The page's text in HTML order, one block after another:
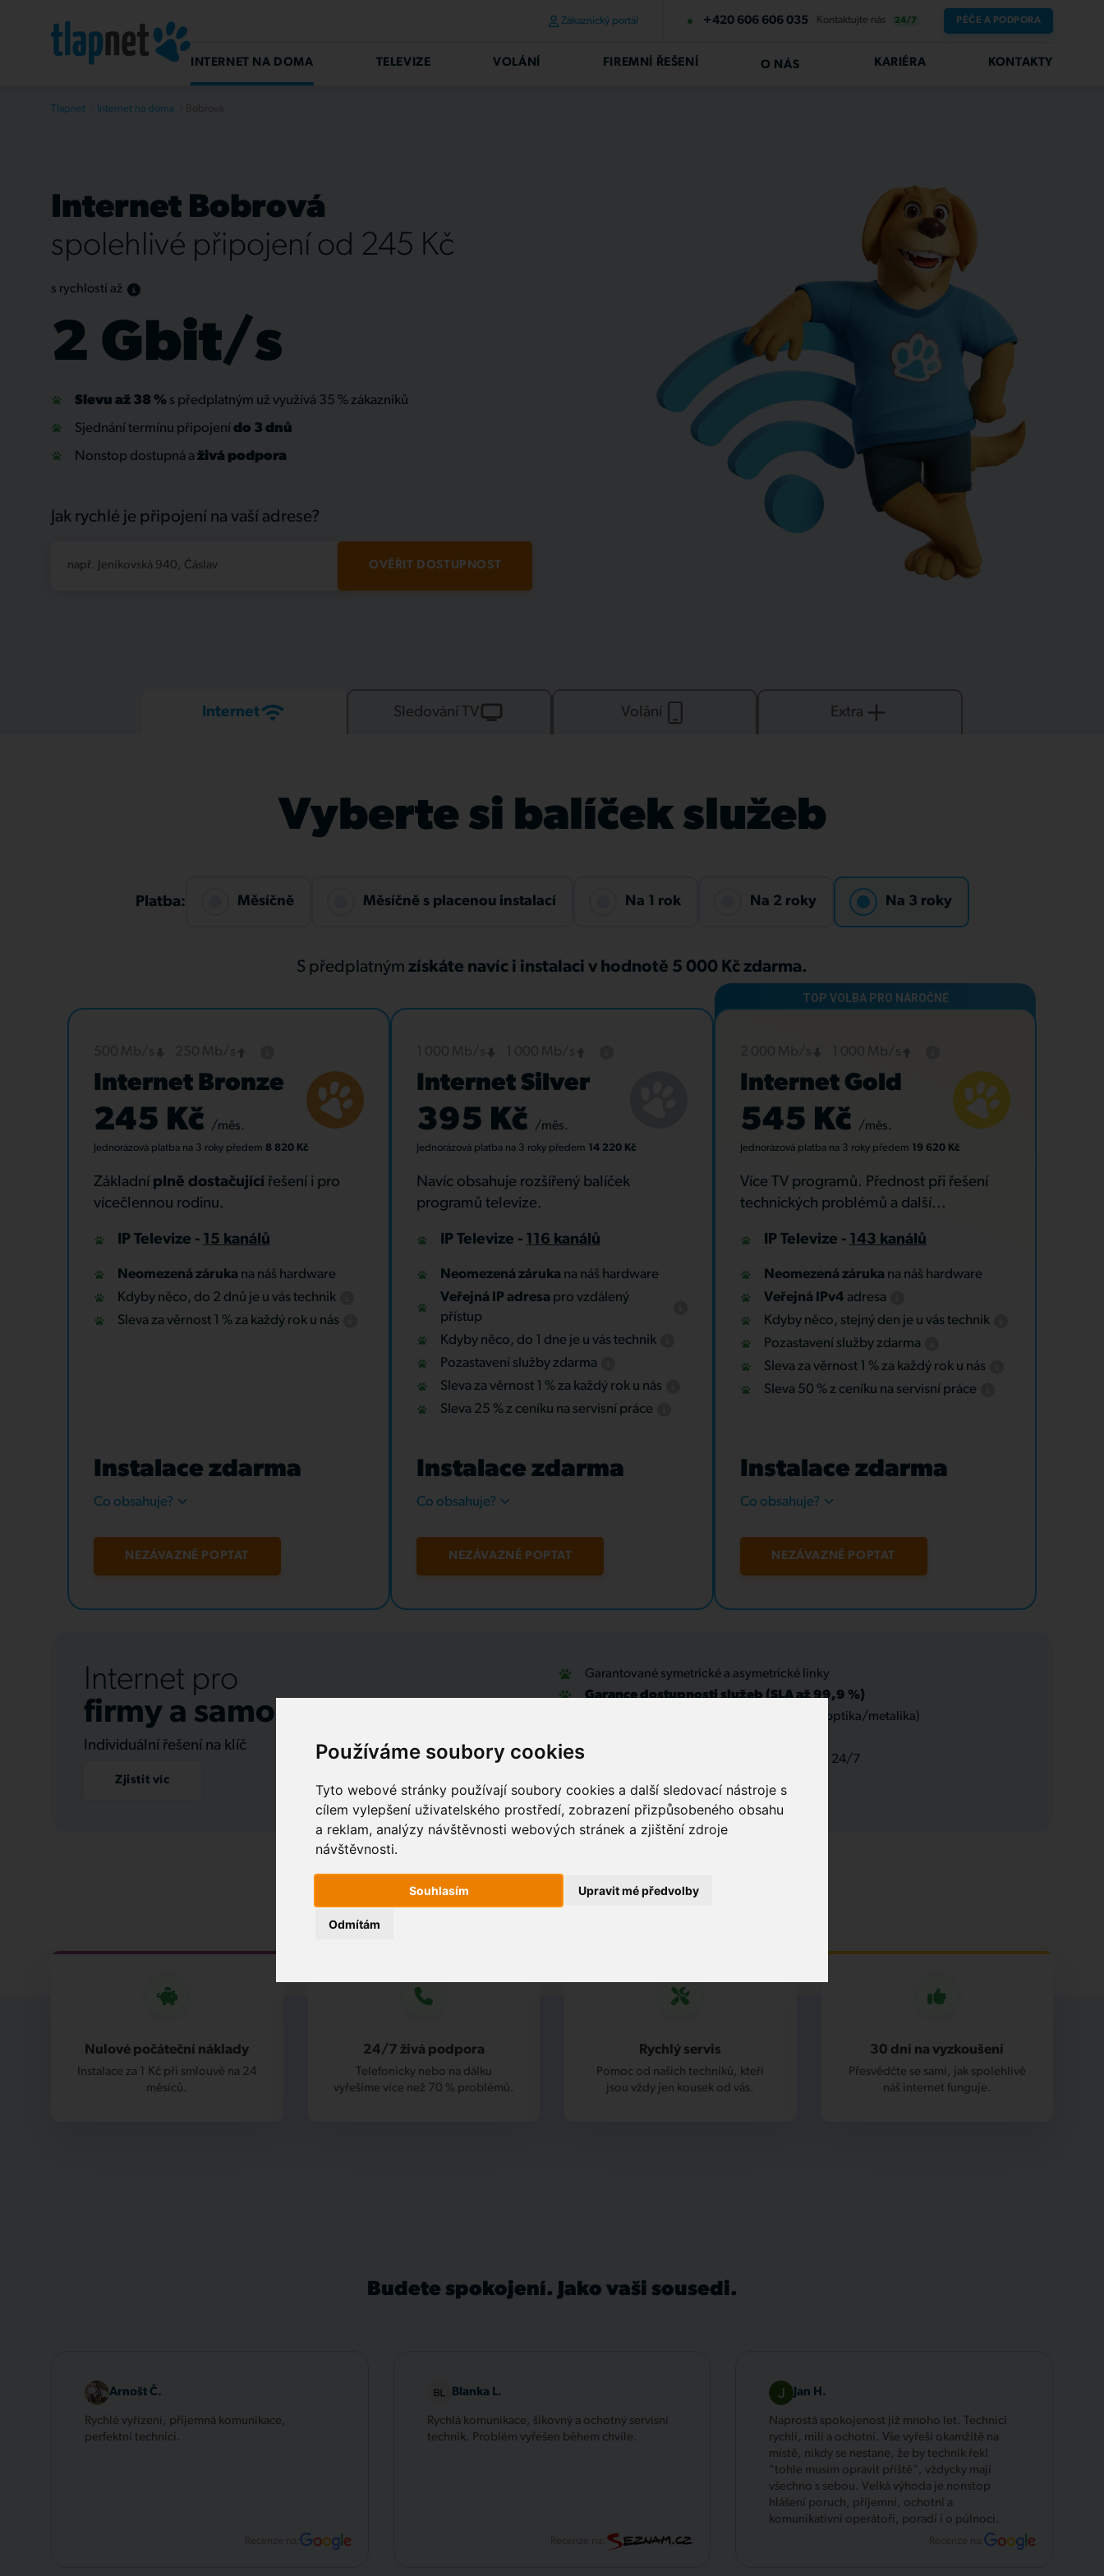
Používáme soubory cookies
Tyto webové stránky používají soubory cookies a další sledovací nástroje s
cílem vylepšení uživatelského prostředí, zobrazení přizpůsobeného obsahu
a reklam, analýzy návštěvnosti webových stránek a zjištění zdroje
návštěvnosti.
Souhlasím
Odmítám
Upravit mé předvolby
Zákaznický portál +420 606 606 035 Kontaktujte nás 24/7 PÉČE A PODPORA
INTERNET NA DOMA TELEVIZE VOLÁNÍ FIREMNÍ ŘEŠENÍ O NÁS KARIÉRA KONTAKTY
Tlapnet Internet na doma
Internet Bobrová
spolehlivé připojení od 245 Kč
s rychlostí až
2 Gbit/s
Slevu až 38 % s předplatným už využívá 35 % zákazníků
Sjednání termínu připojení do 3 dnů
Nonstop dostupná a živá podpora
Jak rychlé je připojení na vaší adrese?
např. Jeníkovská 940, Čáslav OVĚŘIT DOSTUPNOST
Internet Sledování TV Volání Extra
Vyberte si balíček služeb
Platba: Měsíčně Měsíčně s placenou instalací Na 1 rok Na 2 roky Na 3 roky
S předplatným získáte navíc i instalaci v hodnotě 5 000 Kč zdarma.
Internet Bronze
245 Kč /měs.
Jednorázová platba na 3 rokypředem 8 820 Kč
Základní plně dostačující řešení i pro
vícečlennou rodinu.
IP Televize - 15 kanálů
Neomezená záruka na náš hardware
Kdyby něco, do 2 dnů je u vás technik
Sleva za věrnost 1 % za každý rok u nás
Instalace zdarma
Co obsahuje?
NEZÁVAZNĚ POPTAT
Internet Silver
395 Kč /měs.
Jednorázová platba na 3 roky předem 14 220 Kč
Navíc obsahuje rozšířený balíček
programů televize.
IP Televize - 116 kanálů
Neomezená záruka na náš hardware
Veřejná IP adresa pro vzdálený
přístup
Kdyby něco, do 1 dne je u vás technik
Pozastavení služby zdarma
Sleva za věrnost 1 % za každý rok u nás
Sleva 25 % z ceníku na servisní práce
Instalace zdarma
Co obsahuje?
NEZÁVAZNĚ POPTAT
Internet Gold
545 Kč /měs.
Jednorázová platba na 3 rokypředem 19 620 Kč
Více TV programů. Přednost při řešení
technických problémů a další...
IP Televize - 143 kanálů
Neomezená záruka na náš hardware
Veřejná IPv4 adresa
Kdyby něco, stejný den je u vás technik
Pozastavení služby zdarma
Sleva za věrnost 1 % za každý rok u nás
Sleva 50 % z ceníku na servisní práce
Instalace zdarma
Co obsahuje?
NEZÁVAZNĚ POPTAT
Internet pro
firmy a samosprávu
Individuální řešení na klíč
Zjistit víc
Garantované symetrické a asymetrické linky
Garance dostupnosti služeb (SLA až 99,9 %)
Optické přípojky a interní datové rozvody (optika/metalika)
IT outsourcing, správa sítí a servis, podpora 24/7
Nulové počáteční náklady
Instalace za 1 Kč při smlouvě na 24
měsíců.
24/7 živá podpora
Telefonicky nebo na dálku
vyřešíme více než 70 % problémů.
Rychlý servis
Pomoc od našich techniků, kteří
jsou vždy jen kousek od vás.
30 dní na vyzkoušení
Přesvědčte se sami, jak spolehlivě
náš internet funguje.
Budete spokojení. Jako vaši sousedi.
Arnošt Č.
Rychlé vyřízení, příjemná komunikace,
perfektní technici.
Blanka L.
Rychlá komunikace, šikovný a ochotný servisní
technik. Problém vyřešen během chvíle.
Jan H.
Naprostá spokojenost již mnoho let. Technici
rychlí, milí a ochotní. Vše vyřeší okamžitě na
místě, nikdy se nestane, že by technik řekl
"tohle musím opravit příště", vždycky mají
všechno s sebou. Velká výhoda je nonstop
hlášení poruch, příjemní, ochotní a
komunikativní operátoři, poradí i o půlnoci.
Recenze na: